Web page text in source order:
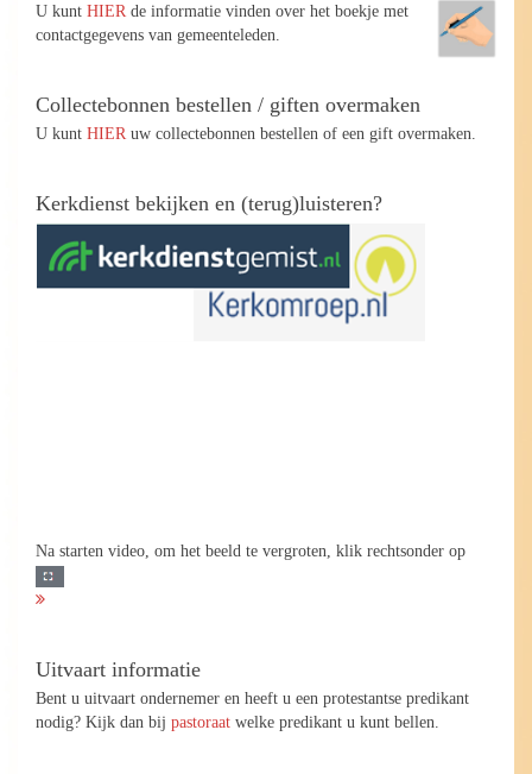
U kunt HIER de informatie vinden over het boekje met
contactgegevens van gemeenteleden.
Collectebonnen bestellen / giften overmaken
U kunt HIER uw collectebonnen bestellen of een gift overmaken.
Kerkdienst bekijken en (terug)luisteren?
Na starten video, om het beeld te vergroten, klik rechtsonder op
Uitvaart informatie
Bent u uitvaart ondernemer en heeft u een protestantse predikant
nodig? Kijk dan bij pastoraat welke predikant u kunt bellen.